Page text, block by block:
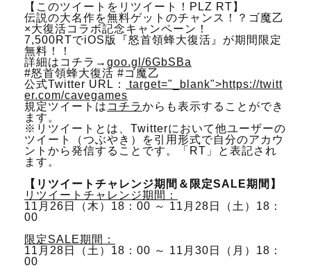
【このツイートをリツイート！PLZ RT】
伝説の大名作を無料ゲットのチャンス！？ゴ魔乙
×大復活コラボ記念キャンペーン！
7,500RTでiOS版『怒首領蜂大復活』が期間限定
無料！！
詳細はコチラ→ goo.gl/6GbSBa
#怒首領蜂大復活 #ゴ魔乙
公式Twitter URL：
target="_blank">https://twitt
er.com/cavegames
規定ツイートは コチラからも表示することができ
ます。
※リツイートとは、Twitterにおいて他ユーザーの
ツイート（つぶやき）を引用形式で自分のアカウ
ントから発信することです。「RT」と表記され
ます。
【リツイートチャレンジ期間＆限定SALE期間】
リツイートチャレンジ期間：
11月26日（木）18：00 ～ 11月28日（土）18：
00
限定SALE期間：
11月28日（土）18：00 ～ 11月30日（月）18：
00